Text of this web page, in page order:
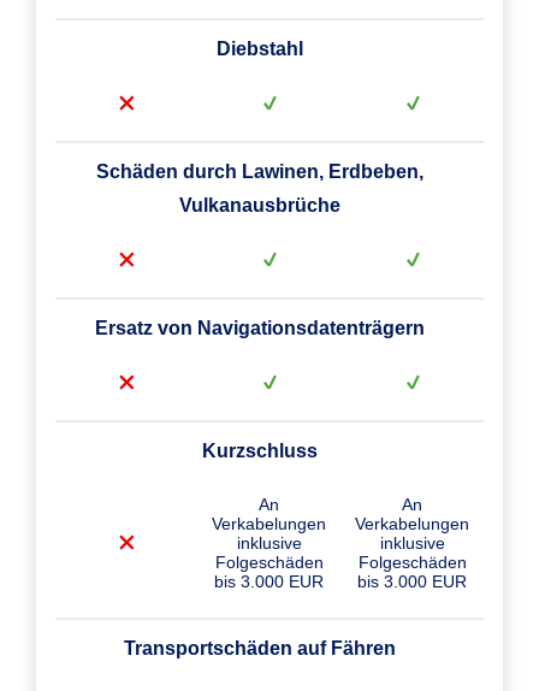
Diebstahl
Schäden durch Lawinen, Erdbeben,
Vulkanausbrüche
Ersatz von Navigationsdatenträgern
Kurzschluss
An
Verkabelungen
inklusive
Folgeschäden
bis 3.000 EUR
An
Verkabelungen
inklusive
Folgeschäden
bis 3.000 EUR
Transportschäden auf Fähren